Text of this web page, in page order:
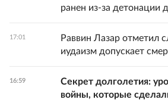
ранен из-за детонации
17:01
Раввин Лазар отметил
иудаизм допускает
16:59
Секрет долголетия:
войны, которые